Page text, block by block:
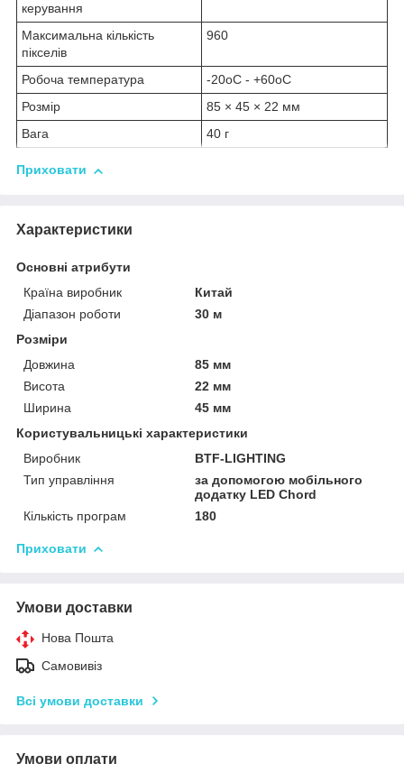
керування
Максимальна кількість
пікселів
960
Робоча температура -20oC - +60oC
Розмір
85 × 45 × 22 мм
Вага
40 г
Приховати
Характеристики
Основні атрибути
Країна виробник
Китай
Діапазон роботи
30 м
Розміри
Довжина
85 мм
Висота
22 мм
Ширина
45 мм
Користувальницькі характеристики
Виробник
BTF-LIGHTING
Тип управління
за допомогою мобільного
додатку LED Chord
Кількість програм
180
Приховати
Умови доставки
Нова Пошта
Самовивіз
Всі умови доставки
Умови оплати